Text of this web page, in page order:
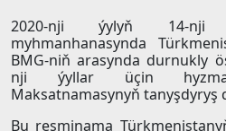
2020-nji ýylyň 14-nji
myhmanhanasynda
BMG-niň arasynda durnukly
nji ýyllar üçin
Maksatnamasynyň tanyşdyryş
Bu resminama